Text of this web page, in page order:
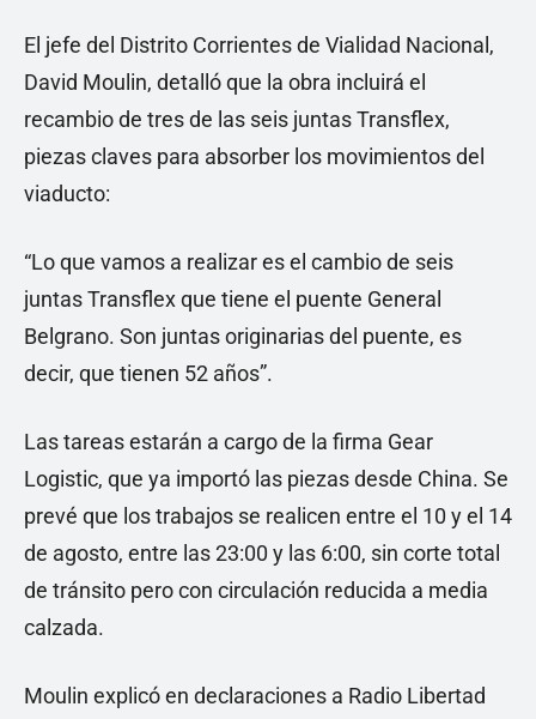
El jefe del Distrito Corrientes de Vialidad Nacional,
David Moulin, detalló que la obra incluirá el
recambio de tres de las seis juntas Transflex,
piezas claves para absorber los movimientos del
viaducto:
“Lo que vamos a realizar es el cambio de seis
juntas Transflex que tiene el puente General
Belgrano. Son juntas originarias del puente, es
decir, que tienen 52 años”.
Las tareas estarán a cargo de la firma Gear
Logistic, que ya importó las piezas desde China. Se
prevé que los trabajos se realicen entre el 10 y el 14
de agosto, entre las 23:00 y las 6:00, sin corte total
de tránsito pero con circulación reducida a media
calzada.
Moulin explicó en declaraciones a Radio Libertad